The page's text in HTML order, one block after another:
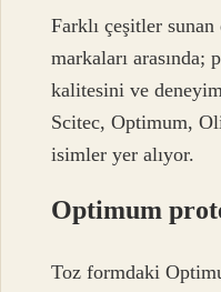
Farklı çeşitler
markaları
kalitesini ve
Scitec, Optimum,
isimler yer alıyor.
Optimum
Toz formdaki